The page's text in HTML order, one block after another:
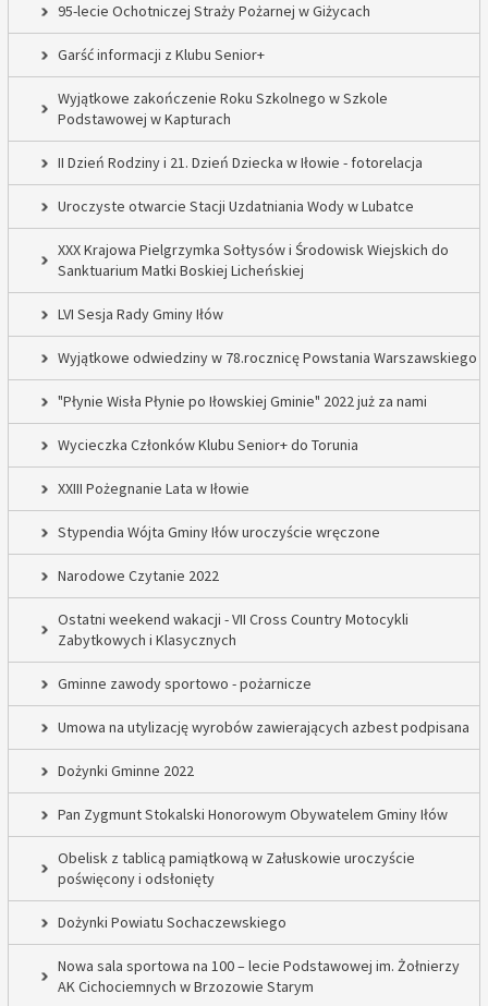
95-lecie Ochotniczej Straży Pożarnej w Giżycach
Garść informacji z Klubu Senior+
Wyjątkowe zakończenie Roku Szkolnego w Szkole
Podstawowej w Kapturach
II Dzień Rodziny i 21. Dzień Dziecka w Iłowie - fotorelacja
Uroczyste otwarcie Stacji Uzdatniania Wody w Lubatce
XXX Krajowa Pielgrzymka Sołtysów i Środowisk Wiejskich do
Sanktuarium Matki Boskiej Licheńskiej
LVI Sesja Rady Gminy Iłów
Wyjątkowe odwiedziny w 78.rocznicę Powstania Warszawskiego
"Płynie Wisła Płynie po Iłowskiej Gminie" 2022 już za nami
Wycieczka Członków Klubu Senior+ do Torunia
XXIII Pożegnanie Lata w Iłowie
Stypendia Wójta Gminy Iłów uroczyście wręczone
Narodowe Czytanie 2022
Ostatni weekend wakacji - VII Cross Country Motocykli
Zabytkowych i Klasycznych
Gminne zawody sportowo - pożarnicze
Umowa na utylizację wyrobów zawierających azbest podpisana
Dożynki Gminne 2022
Pan Zygmunt Stokalski Honorowym Obywatelem Gminy Iłów
Obelisk z tablicą pamiątkową w Załuskowie uroczyście
poświęcony i odsłonięty
Dożynki Powiatu Sochaczewskiego
Nowa sala sportowa na 100 – lecie Podstawowej im. Żołnierzy
AK Cichociemnych w Brzozowie Starym